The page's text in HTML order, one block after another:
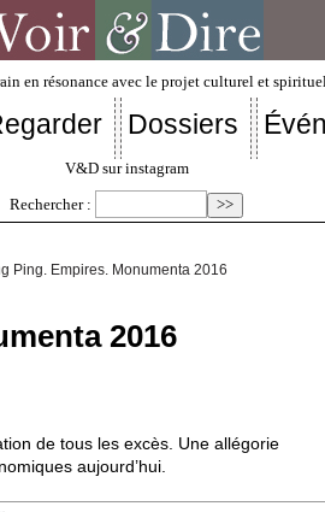
en résonance avec le projet culturel et
Dossiers
V&D sur instagram
Rechercher :
Ping. Empires. Monumenta 2016
2016
de tous les excès. Une allégorie
aujourd’hui.